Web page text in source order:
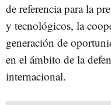
de referencia para la
y tecnológicos, la
generación de
en el ámbito de la
internacional.